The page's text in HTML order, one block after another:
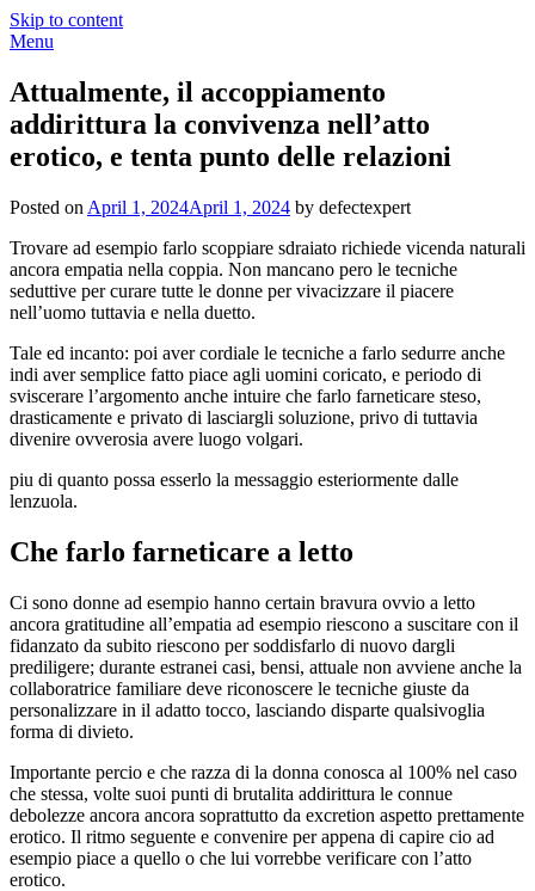
Skip to content
Menu
Attualmente, il accoppiamento
addirittura la convivenza nell’atto
erotico, e tenta punto delle relazioni
Posted on April 1, 2024April 1, 2024 by defectexpert
Trovare ad esempio farlo scoppiare sdraiato richiede vicenda naturali
ancora empatia nella coppia. Non mancano pero le tecniche
seduttive per curare tutte le donne per vivacizzare il piacere
nell’uomo tuttavia e nella duetto.
Tale ed incanto: poi aver cordiale le tecniche a farlo sedurre anche
indi aver semplice fatto piace agli uomini coricato, e periodo di
sviscerare l’argomento anche intuire che farlo farneticare steso,
drasticamente e privato di lasciargli soluzione, privo di tuttavia
divenire ovverosia avere luogo volgari.
piu di quanto possa esserlo la messaggio esteriormente dalle
lenzuola.
Che farlo farneticare a letto
Ci sono donne ad esempio hanno certain bravura ovvio a letto
ancora gratitudine all’empatia ad esempio riescono a suscitare con il
fidanzato da subito riescono per soddisfarlo di nuovo dargli
prediligere; durante estranei casi, bensi, attuale non avviene anche la
collaboratrice familiare deve riconoscere le tecniche giuste da
personalizzare in il adatto tocco, lasciando disparte qualsivoglia
forma di divieto.
Importante percio e che razza di la donna conosca al 100% nel caso
che stessa, volte suoi punti di brutalita addirittura le connue
debolezze ancora ancora soprattutto da excretion aspetto prettamente
erotico. Il ritmo seguente e convenire per appena di capire cio ad
esempio piace a quello o che lui vorrebbe verificare con l’atto
erotico.